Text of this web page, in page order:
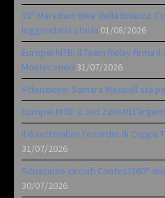
35ª Marathon Bike della Brianza:
leggendaria storia 01/08/2026
Europei MTB: il Team Relay firma
Monteceneri 31/07/2026
Attenzione: Samara Maxwell sta
Europei MTB: a Juri Zanotti
Il 6 settembre l’esordio di Coppa
31/07/2026
Situazione circuiti Contest360°
30/07/2026